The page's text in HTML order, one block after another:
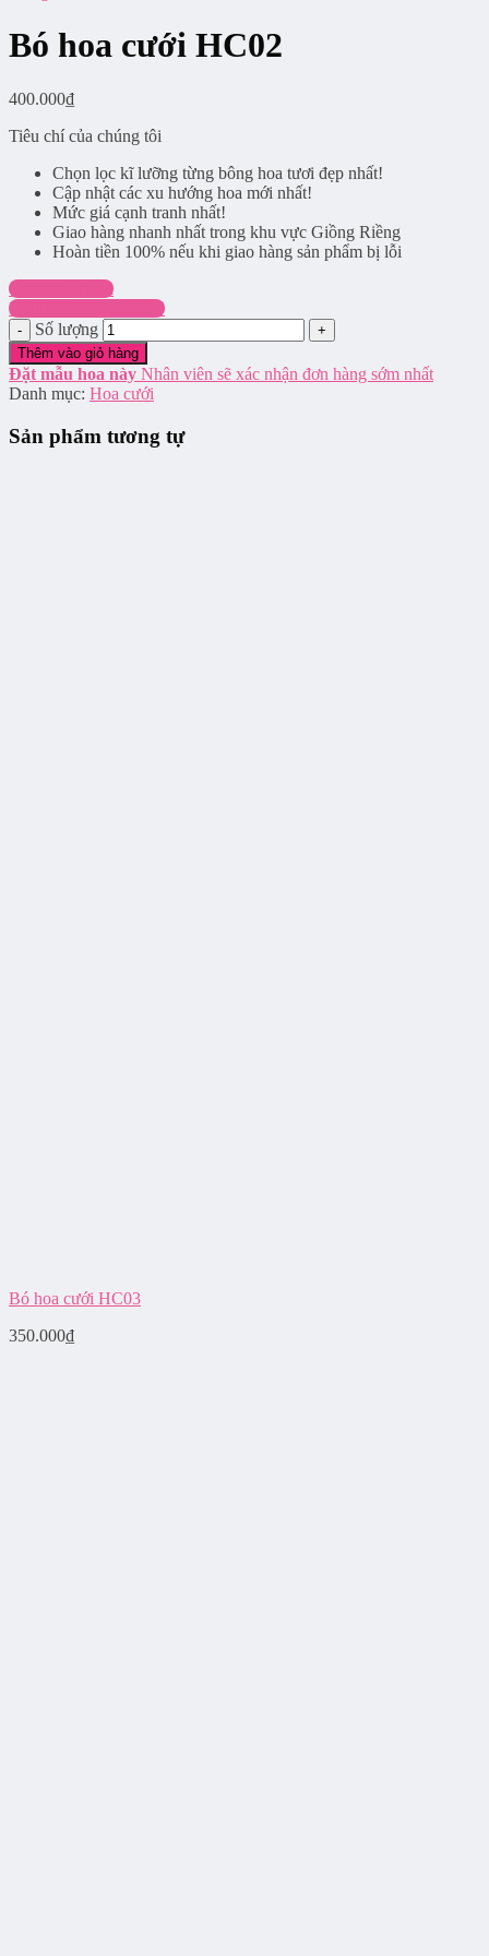
Bó hoa cưới HC02
400.000₫
Tiêu chí của chúng tôi
Chọn lọc kĩ lưỡng từng bông hoa tươi đẹp nhất!
Cập nhật các xu hướng hoa mới nhất!
Mức giá cạnh tranh nhất!
Giao hàng nhanh nhất trong khu vực Giồng Riềng
Hoàn tiền 100% nếu khi giao hàng sản phẩm bị lỗi
Chat Facebook
Hotline: 0916.337.745
Số lượng
Thêm vào giỏ hàng
Đặt mẫu hoa này Nhân viên sẽ xác nhận đơn hàng sớm nhất
Danh mục: Hoa cưới
Sản phẩm tương tự
Bó hoa cưới HC03
350.000₫